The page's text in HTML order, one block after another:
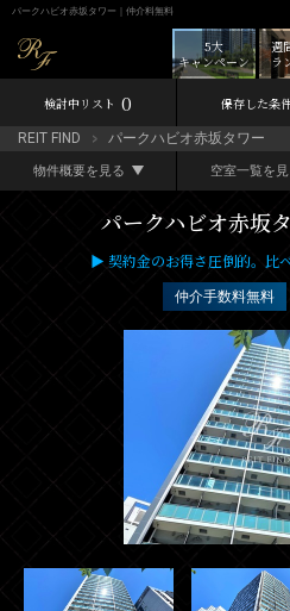
パークハビオ赤坂タワー｜仲介料無料
週
ラ
5大
キャンペーン
検討中リスト 0 保存した条
REIT FIND パークハビオ赤坂タワー
物件概要を見る 空室一覧を
パークハビオ赤坂
▶ 契約金のお得さ圧倒的。比
仲介手数料無料